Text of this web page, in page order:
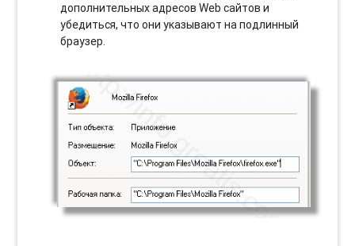
дополнительных адресов Web сайтов и
убедиться, что они указывают на подлинный
браузер.